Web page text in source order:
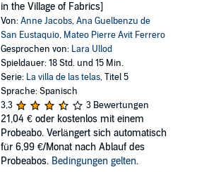
in the Village of Fabrics]
Von:Anne Jacobs,Ana Guelbenzu de
San Eustaquio, Mateo Pierre Avit Ferrero
Gesprochen von: Lara Ullod
Spieldauer: 18 Std. und 15 Min.
Serie: La villa de las telas, Titel 5
Sprache: Spanisch
3,3
3 Bewertungen
21,04 € oder kostenlos mit einem
Probeabo. Verlängert sich automatisch
für 6,99 €/Monat nach Ablauf des
Probeabos. Bedingungen gelten.